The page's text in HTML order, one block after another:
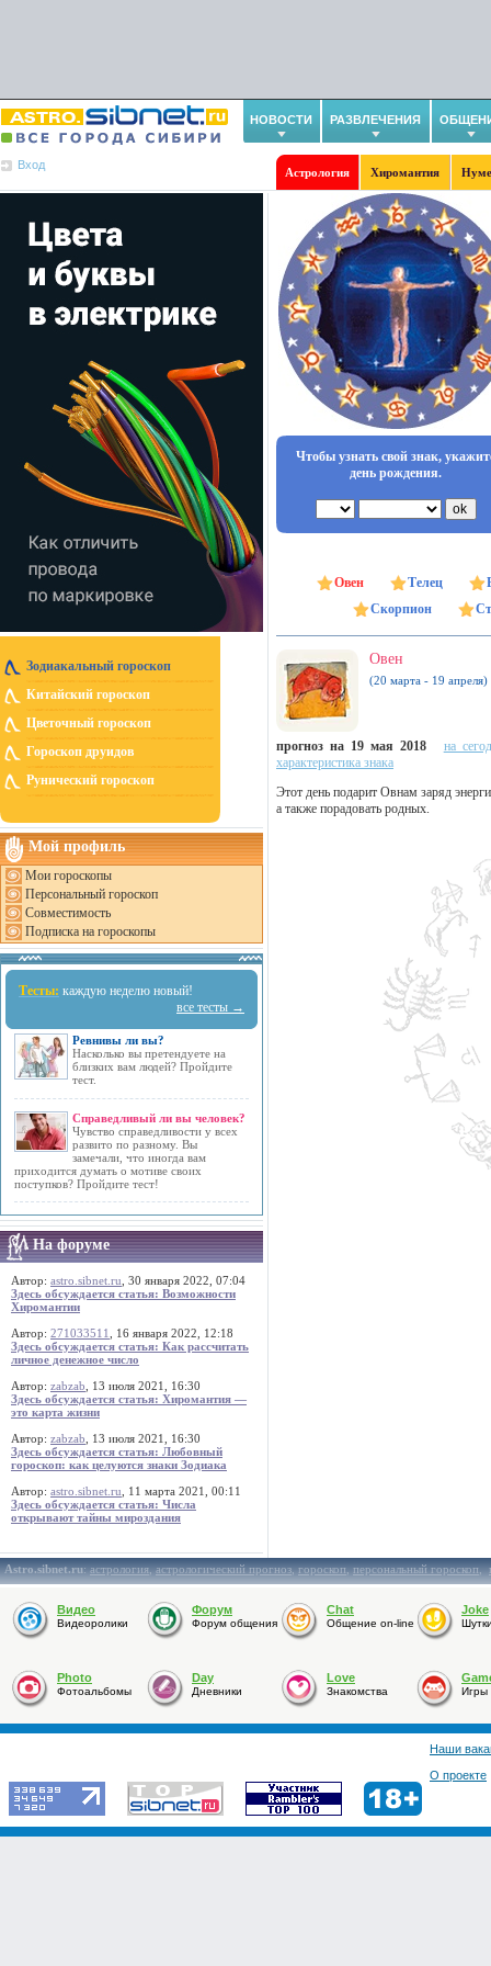
НОВОСТИ РАЗВЛЕЧЕНИЯ
Вход
Астрология Хиромантия
Зодиакальный гороскоп
Китайский гороскоп
Цветочный гороскоп
Гороскоп друидов
Рунический гороскоп
Мой профиль
Мои гороскопы
Персональный гороскоп
Совместимость
Подписка на гороскопы
Тесты: каждую неделю новый!
все тесты →
Ревнивы ли вы?
Насколько вы претендуете на
близких вам людей? Пройдите
тест.
Справедливый ли вы человек?
Чувство справедливости у всех
развито по разному. Вы
замечали, что иногда вам
приходится думать о мотиве своих
поступков? Пройдите тест!
На форуме
Автор: astro.sibnet.ru , 30 января 2022, 07:04
Здесь обсуждается статья: Возможности
Хиромантии
Автор: 271033511
, 16 января 2022, 12:18
Здесь обсуждается статья: Как рассчитать
личное денежное число
Автор: zabzab , 13 июля 2021, 16:30
Здесь обсуждается статья: Хиромантия —
это карта жизни
Автор: zabzab , 13 июля 2021, 16:30
Здесь обсуждается статья: Любовный
гороскоп: как целуются знаки Зодиака
Автор: astro.sibnet.ru , 11 марта 2021, 00:11
Здесь обсуждается статья: Числа
открывают тайны мироздания
Чтобы узнать свой знак,
день рождения.
Овен Телец
Скорпион
Овен
(20 марта - 19 апреля)
прогноз на 19 мая 2018
на
характеристика знака
Этот день подарит Овнам заряд
а также порадовать родных.
Astro.sibnet.ru:астрология,астрологический прогноз,гороскоп,персональный гороскоп,
Видео
Видеоролики
Форум
Форум общения
Chat
Общение on-line
Joke
Photo
Фотоальбомы
Day
Дневники
Love
Знакомства Игры
Наши
О проекте